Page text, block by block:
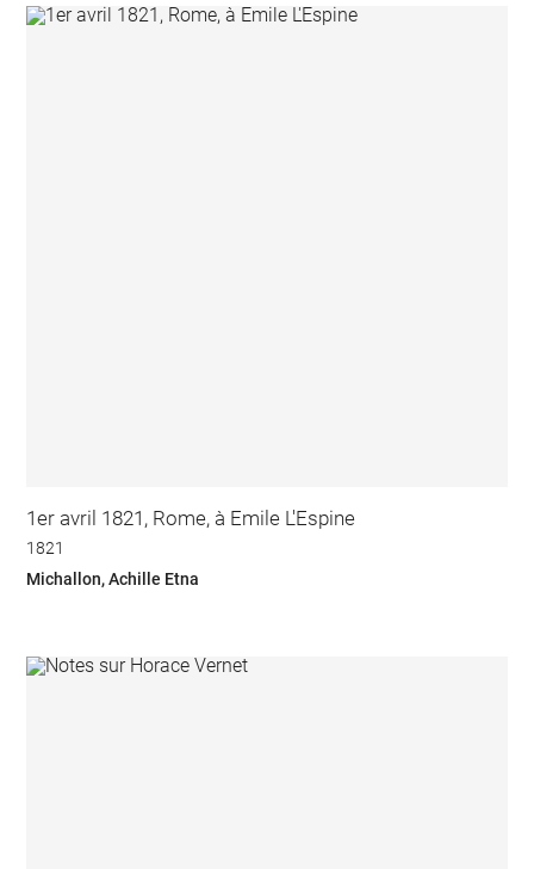
1er avril 1821, Rome, à Emile L'Espine
1821
Michallon, Achille Etna